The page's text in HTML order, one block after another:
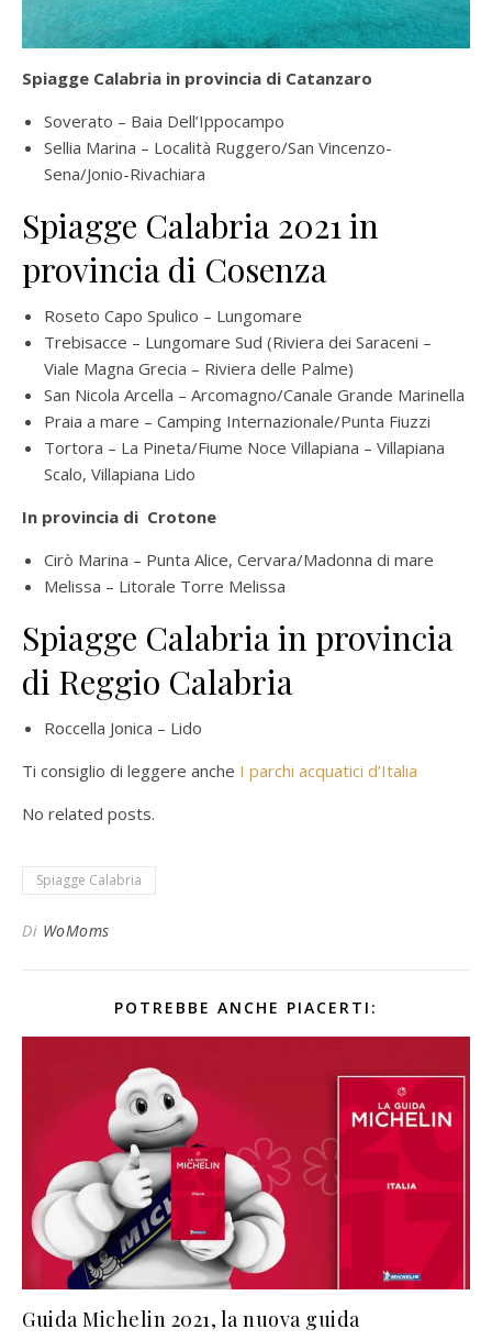
Spiagge Calabria in provincia di Catanzaro
Soverato – Baia Dell’Ippocampo
Sellia Marina – Località Ruggero/San Vincenzo-
Sena/Jonio-Rivachiara
Spiagge Calabria 2021 in
provincia di Cosenza
Roseto Capo Spulico – Lungomare
Trebisacce – Lungomare Sud (Riviera dei Saraceni –
Viale Magna Grecia – Riviera delle Palme)
San Nicola Arcella – Arcomagno/Canale Grande Marinella
Praia a mare – Camping Internazionale/Punta Fiuzzi
Tortora – La Pineta/Fiume Noce Villapiana – Villapiana
Scalo, Villapiana Lido
In provincia di Crotone
Cirò Marina – Punta Alice, Cervara/Madonna di mare
Melissa – Litorale Torre Melissa
Spiagge Calabria in provincia
di Reggio Calabria
Roccella Jonica – Lido
Ti consiglio di leggere anche I parchi acquatici d’Italia
No related posts.
Spiagge Calabria
Di WoMoms
POTREBBE ANCHE PIACERTI:
Guida Michelin 2021, la nuova guida